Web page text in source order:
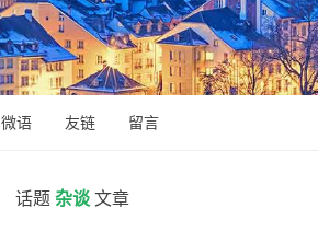
微语 友链 留言
话题 杂谈 文章